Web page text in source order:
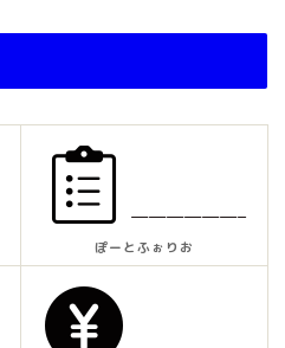
——————–
ぽーとふぉりお